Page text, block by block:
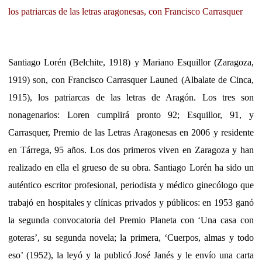
los patriarcas de las letras aragonesas, con Francisco Carrasquer
Santiago Lorén (Belchite, 1918) y Mariano Esquillor (Zaragoza,
1919) son, con Francisco Carrasquer Launed (Albalate de Cinca,
1915), los patriarcas de las letras de Aragón. Los tres son
nonagenarios: Loren cumplirá pronto 92; Esquillor, 91, y
Carrasquer, Premio de las Letras Aragonesas en 2006 y residente
en Tárrega, 95 años. Los dos primeros viven en Zaragoza y han
realizado en ella el grueso de su obra. Santiago Lorén ha sido un
auténtico escritor profesional, periodista y médico ginecólogo que
trabajó en hospitales y clínicas privados y públicos: en 1953 ganó
la segunda convocatoria del Premio Planeta con ‘Una casa con
goteras’, su segunda novela; la primera, ‘Cuerpos, almas y todo
eso’ (1952), la leyó y la publicó José Janés y le envío una carta